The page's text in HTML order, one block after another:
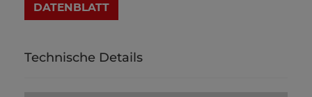
DATENBLATT
Technische Details